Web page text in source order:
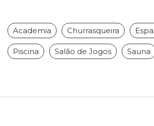
Academia Churrasqueira
Piscina Salão de Jogos Sauna